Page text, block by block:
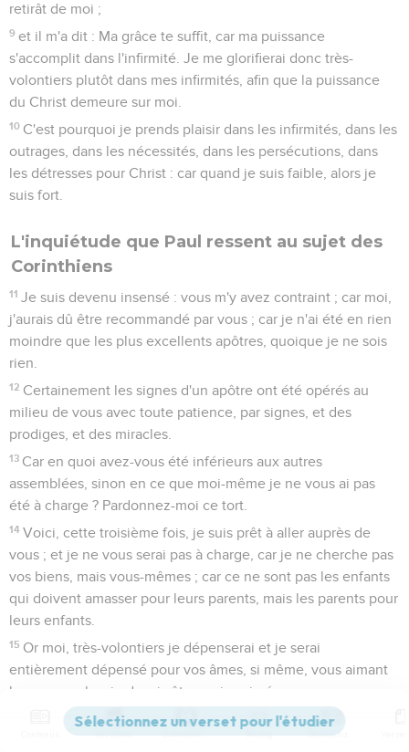
retirât de moi ;
9 et il m'a dit : Ma grâce te suffit, car ma puissance
s'accomplit dans l'infirmité. Je me glorifierai donc très-
volontiers plutôt dans mes infirmités, afin que la puissance
du Christ demeure sur moi.
10 C'est pourquoi je prends plaisir dans les infirmités, dans les
outrages, dans les nécessités, dans les persécutions, dans
les détresses pour Christ : car quand je suis faible, alors je
suis fort.
L'inquiétude que Paul ressent au sujet des
Corinthiens
11 Je suis devenu insensé : vous m'y avez contraint ; car moi,
j'aurais dû être recommandé par vous ; car je n'ai été en rien
moindre que les plus excellents apôtres, quoique je ne sois
rien.
12 Certainement les signes d'un apôtre ont été opérés au
milieu de vous avec toute patience, par signes, et des
prodiges, et des miracles.
13 Car en quoi avez-vous été inférieurs aux autres
assemblées, sinon en ce que moi-même je ne vous ai pas
été à charge ? Pardonnez-moi ce tort.
14 Voici, cette troisième fois, je suis prêt à aller auprès de
vous ; et je ne vous serai pas à charge, car je ne cherche pas
vos biens, mais vous-mêmes ; car ce ne sont pas les enfants
qui doivent amasser pour leurs parents, mais les parents pour
leurs enfants.
15 Or moi, très-volontiers je dépenserai et je serai
entièrement dépensé pour vos âmes, si même, vous aimant
beaucoup plus, je devais être moins aimé.
Mais soit ! moi, je ne vous ai pas été à charge, mais, étant
rusé, je vous ai pris par finesse.
Versions Commentaires Strong